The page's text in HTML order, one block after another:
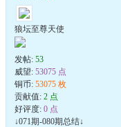
狼坛至尊天使
发帖: 53
威望: 53075 点
铜币: 53075 枚
贡献值: 2 点
好评度: 0 点
↓071期-080期总结↓